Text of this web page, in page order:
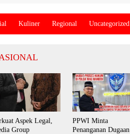
Kuliner Regional Uncategorized
Aspek Legal,
Group
PPWI Minta
Penanganan Dugaan